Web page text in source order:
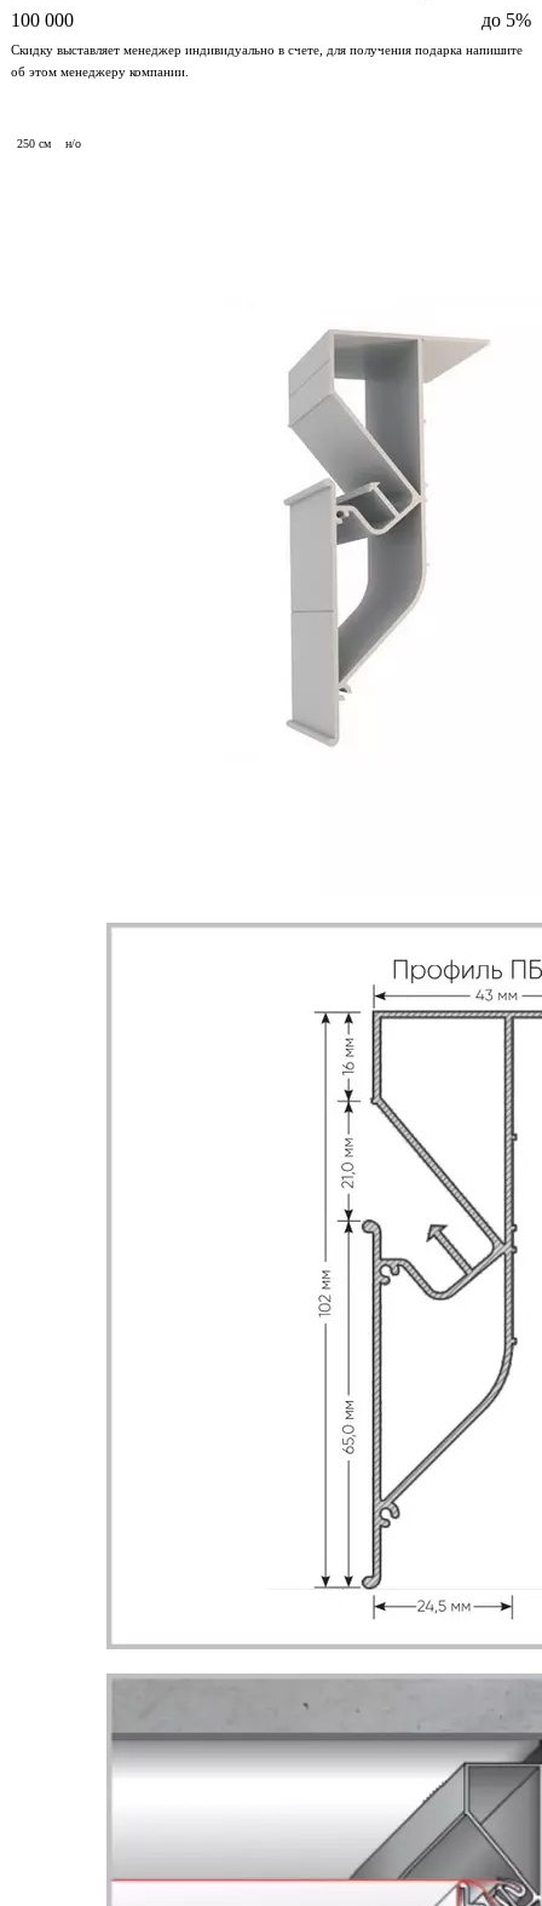
100 000 до 5%
Скидку выставляет менеджер индивидуально в счете, для получения подарка напишите
об этом менеджеру компании.
250 см н/о